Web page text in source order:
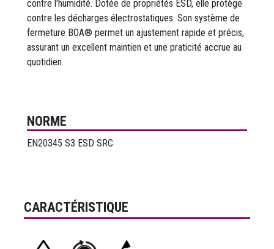
contre l'humidité. Dotée de propriétés ESD, elle protège
contre les décharges électrostatiques. Son système de
fermeture BOA® permet un ajustement rapide et précis,
assurant un excellent maintien et une praticité accrue au
quotidien.
NORME
EN20345 S3 ESD SRC
CARACTÉRISTIQUE